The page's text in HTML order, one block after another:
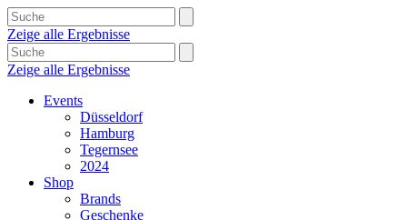
Zeige alle Ergebnisse
Zeige alle Ergebnisse
Events
Düsseldorf
Hamburg
Tegernsee
2024
Shop
Brands
Geschenke